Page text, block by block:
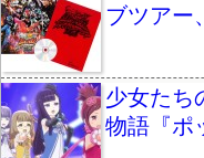
ブツアー
少女たち
物語『ポ